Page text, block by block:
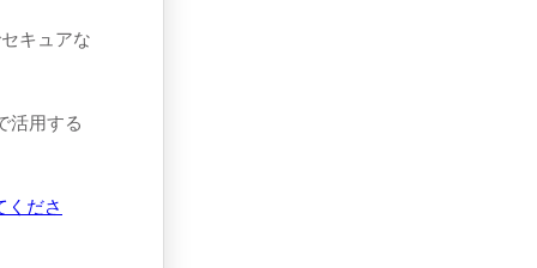
キュアな
活用する
くださ